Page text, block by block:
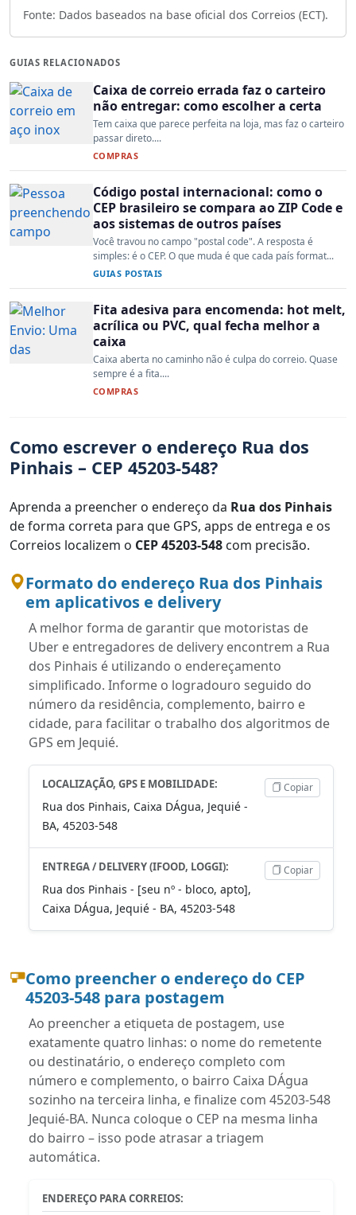
Fonte: Dados baseados na base oficial dos Correios (ECT).
GUIAS RELACIONADOS
Caixa de correio errada faz o carteiro
não entregar: como escolher a certa
Tem caixa que parece perfeita na loja, mas faz o carteiro
passar direto....
COMPRAS
Código postal internacional: como o
CEP brasileiro se compara ao ZIP Code e
aos sistemas de outros países
Você travou no campo "postal code". A resposta é
simples: é o CEP. O que muda é que cada país format...
GUIAS POSTAIS
Fita adesiva para encomenda: hot melt,
acrílica ou PVC, qual fecha melhor a
caixa
Caixa aberta no caminho não é culpa do correio. Quase
sempre é a fita....
COMPRAS
Como escrever o endereço Rua dos
Pinhais – CEP 45203-548?
Aprenda a preencher o endereço da Rua dos Pinhais
de forma correta para que GPS, apps de entrega e os
Correios localizem o CEP 45203-548 com precisão.
Formato do endereço Rua dos Pinhais
em aplicativos e delivery
A melhor forma de garantir que motoristas de
Uber e entregadores de delivery encontrem a Rua
dos Pinhais é utilizando o endereçamento
simplificado. Informe o logradouro seguido do
número da residência, complemento, bairro e
cidade, para facilitar o trabalho dos algoritmos de
GPS em Jequié.
LOCALIZAÇÃO, GPS E MOBILIDADE:
Rua dos Pinhais, Caixa DÁgua, Jequié -
BA, 45203-548
Copiar
ENTREGA / DELIVERY (IFOOD, LOGGI):
Rua dos Pinhais - [seu nº - bloco, apto],
Caixa DÁgua, Jequié - BA, 45203-548
Copiar
Como preencher o endereço do CEP
45203-548 para postagem
Ao preencher a etiqueta de postagem, use
exatamente quatro linhas: o nome do remetente
ou destinatário, o endereço completo com
número e complemento, o bairro Caixa DÁgua
sozinho na terceira linha, e finalize com 45203-548
Jequié-BA. Nunca coloque o CEP na mesma linha
do bairro – isso pode atrasar a triagem
automática.
ENDEREÇO PARA CORREIOS: